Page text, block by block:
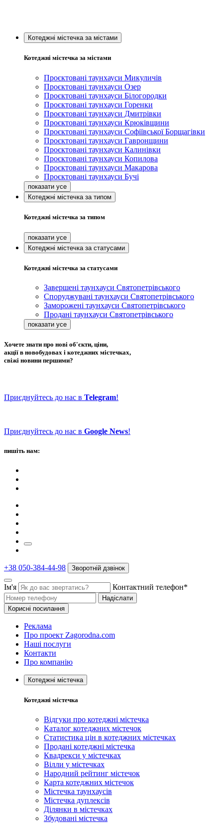
Котеджні містечка за містами
Котеджні містечка за містами
Проєктовані таунхауси Микуличів
Проєктовані таунхауси Озер
Проєктовані таунхауси Білогородки
Проєктовані таунхауси Горенки
Проєктовані таунхауси Дмитрівки
Проєктовані таунхауси Крюківщини
Проєктовані таунхауси Софіївської Борщагівки
Проєктовані таунхауси Гавронщини
Проєктовані таунхауси Калинівки
Проєктовані таунхауси Копилова
Проєктовані таунхауси Макарова
Проєктовані таунхауси Бучі
Котеджні містечка за типом
Котеджні містечка за типом
Котеджні містечка за статусами
Котеджні містечка за статусами
Завершені таунхауси Святопетрівського
Споруджувані таунхауси Святопетрівського
Заморожені таунхауси Святопетрівського
Продані таунхауси Святопетрівського
Хочете знати про нові об'єкти, ціни,
акції в новобудовах і котеджних містечках,
свіжі новини першими?
Приєднуйтесь до нас в Telegram!
Приєднуйтесь до нас в Google News!
пишіть нам:
+38 050-384-44-98 Зворотній дзвінок
Ім'я Контактний телефон*
Надіслати
Корисні посилання
Реклама
Про проект Zagorodna.com
Наші послуги
Контакти
Про компанію
Котеджні містечка
Котеджні містечка
Відгуки про котеджні містечка
Каталог котеджних містечок
Статистика цін в котеджних містечках
Продані котеджні містечка
Квадрекси у містечках
Вілли у містечках
Народний рейтинг містечок
Карта котеджних містечок
Містечка таунхаусів
Містечка дуплексів
Ділянки в містечках
Збудовані містечка